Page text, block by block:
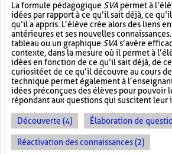
La formule pédagogique SVA permet à
idées par rapport à ce qu’il sait déjà, ce
qu’il a appris. L’élève crée alors des liens
antérieures et ses nouvelles
tableau ou un graphique SVA s’avère
contexte, dans la mesure où il permet à
idées en fonction de ce qu’il sait déjà, de
curiosité et de ce qu’il découvre au cours
technique permet également à
idées préconçues des élèves pour pouvoir
répondant aux questions qui suscitent leur
Découverte (4) Élaboration de
Réactivation des connaissances (2)